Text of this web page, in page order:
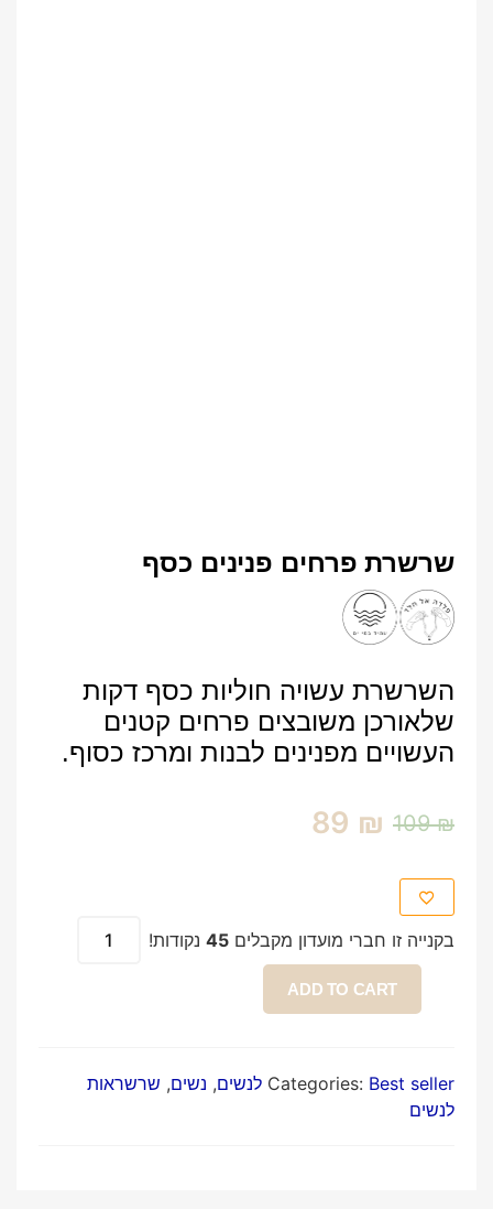
שרשרת פרחים פנינים כסף
השרשרת עשויה חוליות כסף דקות
שלאורכן משובצים פרחים קטנים
העשויים מפנינים לבנות ומרכז כסוף.
109₪
89 ₪
בקנייה זו חברי מועדון מקבלים 45 נקודות!
ADD TO CART
Categories: Best seller לנשים , נשים, שרשראות
לנשים